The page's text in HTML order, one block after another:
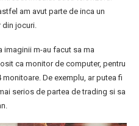
am avut parte de inca un
jocuri.
imaginii m-au facut sa ma
ca monitor de computer, pentru
De exemplu, ar putea fi
serios de partea de trading si sa